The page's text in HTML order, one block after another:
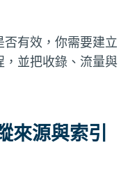
有效，你需要建立
並把收錄、流量與
來源與索引